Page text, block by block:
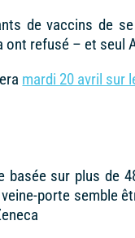
de vaccins de
refusé – et seul
mardi 20 avril sur
basée sur plus de
porte semble